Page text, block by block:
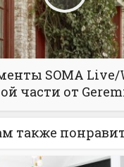
SOMA Live/
части от
также